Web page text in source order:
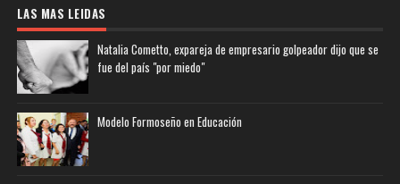
LAS MAS LEIDAS
Natalia Cometto, expareja de empresario golpeador dijo que se
fue del país "por miedo"
Modelo Formoseño en Educación